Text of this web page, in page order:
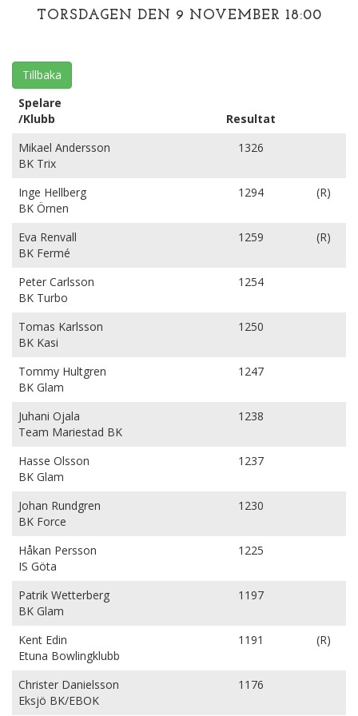
TORSDAGEN DEN 9 NOVEMBER 18:00
Tillbaka
Spelare
/Klubb
Resultat
Mikael Andersson
BK Trix
1326
Inge Hellberg
BK Örnen
1294 (R)
Eva Renvall
BK Fermé
1259 (R)
Peter Carlsson
BK Turbo
1254
Tomas Karlsson
BK Kasi
1250
Tommy Hultgren
BK Glam
1247
Juhani Ojala
Team Mariestad BK
1238
Hasse Olsson
BK Glam
1237
Johan Rundgren
BK Force
1230
Håkan Persson
IS Göta
1225
Patrik Wetterberg
BK Glam
1197
Kent Edin
Etuna Bowlingklubb
1191 (R)
Christer Danielsson
Eksjö BK/EBOK
1176